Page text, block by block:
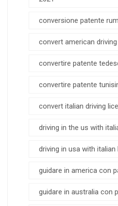
conversione patente
convert american
convertire patente
convertire patente
convert italian driving
driving in the us with
driving in usa with italian
guidare in america con
guidare in australia con